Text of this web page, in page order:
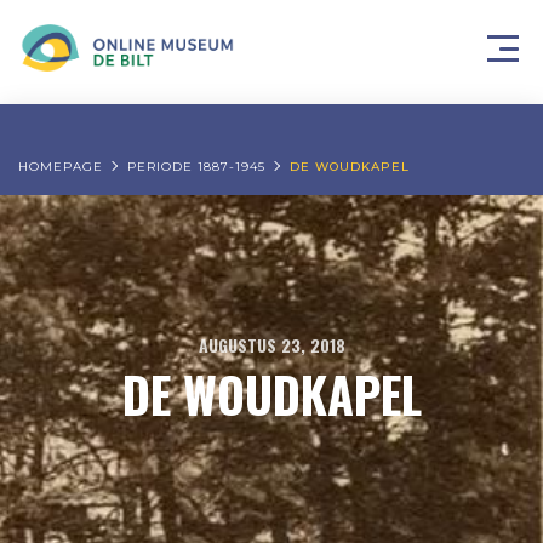
HOMEPAGE PERIODE 1887-1945 DE WOUDKAPEL
AUGUSTUS 23, 2018
DE WOUDKAPEL